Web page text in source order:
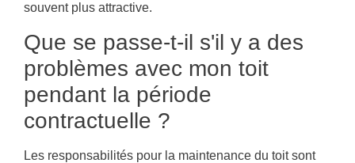
souvent plus attractive.
Que se passe-t-il s'il y a des
problèmes avec mon toit
pendant la période
contractuelle ?
Les responsabilités pour la maintenance du toit sont